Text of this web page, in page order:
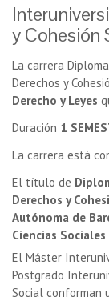
y Cohesión
La carrera
Derechos y
Derecho y Leyes
Duración 1
La carrera está
El título de
Derechos y
Autónoma de
Ciencias Sociales
El Máster
Postgrado
Social conforman